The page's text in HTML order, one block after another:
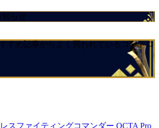
知らせ
すすめ記事からよく買われているコントロ
スファイティングコマンダー OCTA Pro